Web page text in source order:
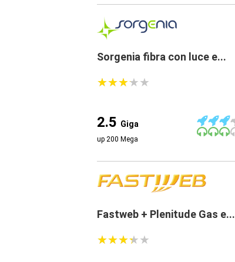
Sorgenia fibra con luce e...
★★★★★
★★★★★
2.5 Giga
up 200 Mega
Fastweb + Plenitude Gas e...
★★★★★
★★★★★